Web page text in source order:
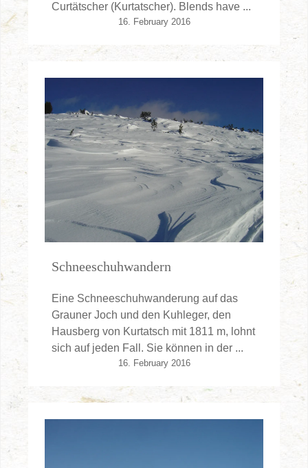
Curtätscher (Kurtatscher). Blends have ...
16. February 2016
Schneeschuhwandern
Eine Schneeschuhwanderung auf das
Grauner Joch und den Kuhleger, den
Hausberg von Kurtatsch mit 1811 m, lohnt
sich auf jeden Fall. Sie können in der ...
16. February 2016